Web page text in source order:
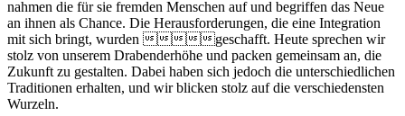
nahmen die für sie fremden Menschen auf und begriffen das Neue
an ihnen als Chance. Die Herausforderungen, die eine Integration
mit sich bringt, wurden geschafft. Heute sprechen wir
stolz von unserem Drabenderhöhe und packen gemeinsam an, die
Zukunft zu gestalten. Dabei haben sich jedoch die unterschiedlichen
Traditionen erhalten, und wir blicken stolz auf die verschiedensten
Wurzeln.